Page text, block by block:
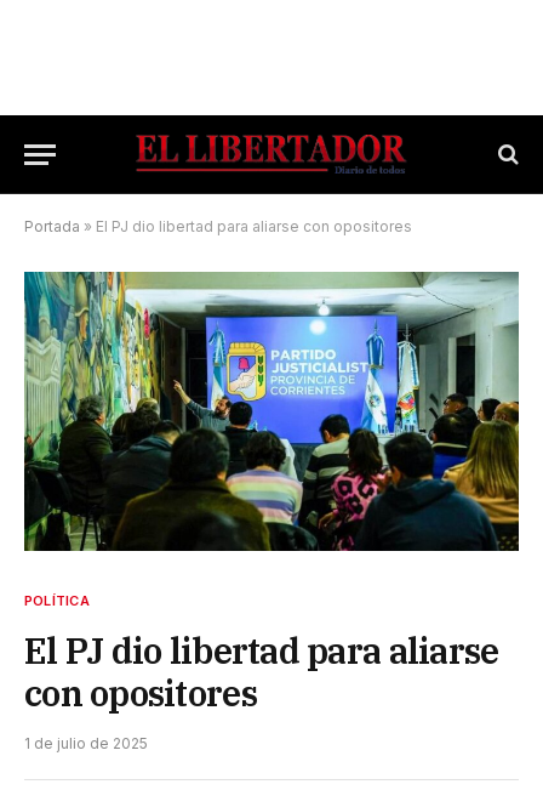
Portada » El PJ dio libertad para aliarse con opositores
POLÍTICA
El PJ dio libertad para aliarse
con opositores
1 de julio de 2025